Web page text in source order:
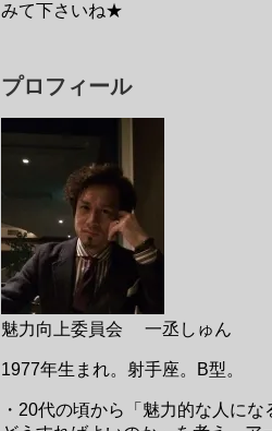
みて下さいね★
プロフィール
魅力向上委員会 一丞しゅん
1977年生まれ。射手座。B型。
・20代の頃から「魅力的な人にな